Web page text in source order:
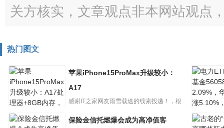
关方核实，文章观点非本网站观点
热门图文
苹果
苹果iPhone15ProMax升级较小：
A17
感谢IT之家网友雨雪载途的线索投递！，根
电力ETF
金
保险金信托燃爆会成为高净值客